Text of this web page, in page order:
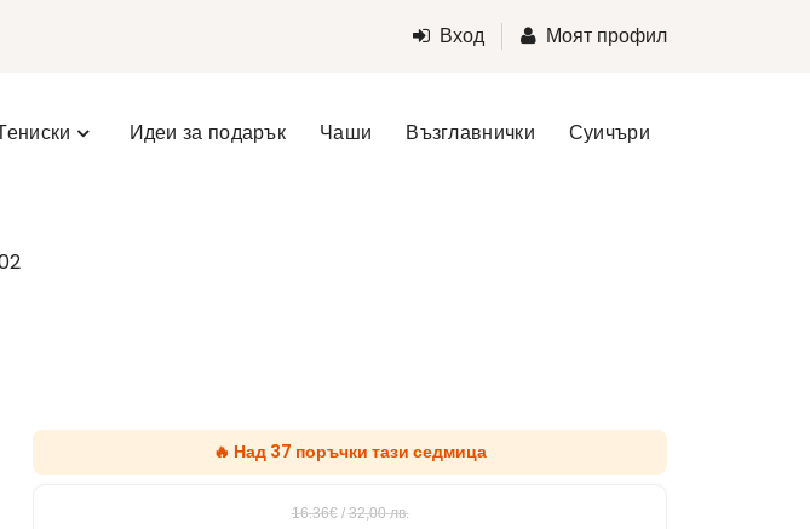
Вход Моят профил
Идеи за подарък Чаши Възглавнички Суичъри
🔥 Над 37 поръчки тази седмица
16.36€ / 32,00лв.